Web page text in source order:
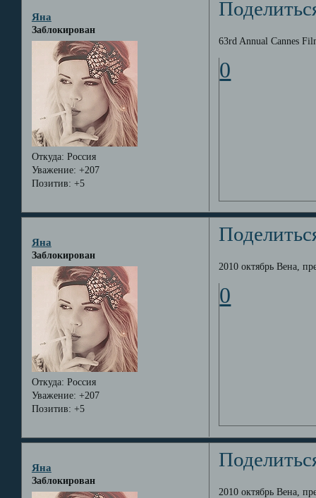
Яна
Заблокирован
Откуда: Россия
Уважение: +207
Позитив: +5
63rd Annual Cannes
0
Яна
Заблокирован
Откуда: Россия
Уважение: +207
Позитив: +5
2010 октябрь Вена,
0
Яна
Заблокирован
2010 октябрь Вена,